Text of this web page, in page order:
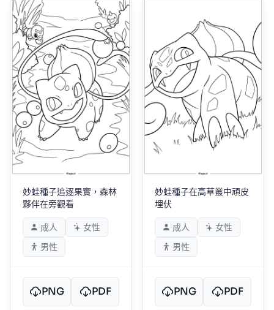
妙蛙種子追逐果實，森林
夥伴在旁觀看
成人
女性
男性
PNG PDF
妙蛙種子在高草叢中頑皮
埋伏
成人
女性
男性
PNG PDF